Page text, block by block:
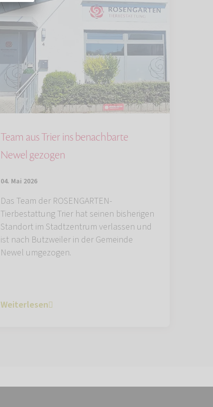
Team aus Trier ins benachbarte
Newel gezogen
04. Mai 2026
Das Team der ROSENGARTEN-
Tierbestattung Trier hat seinen bisherigen
Standort im Stadtzentrum verlassen und
ist nach Butzweiler in der Gemeinde
Newel umgezogen.
Weiterlesen